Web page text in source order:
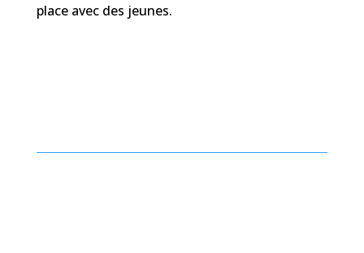
place avec des jeunes.